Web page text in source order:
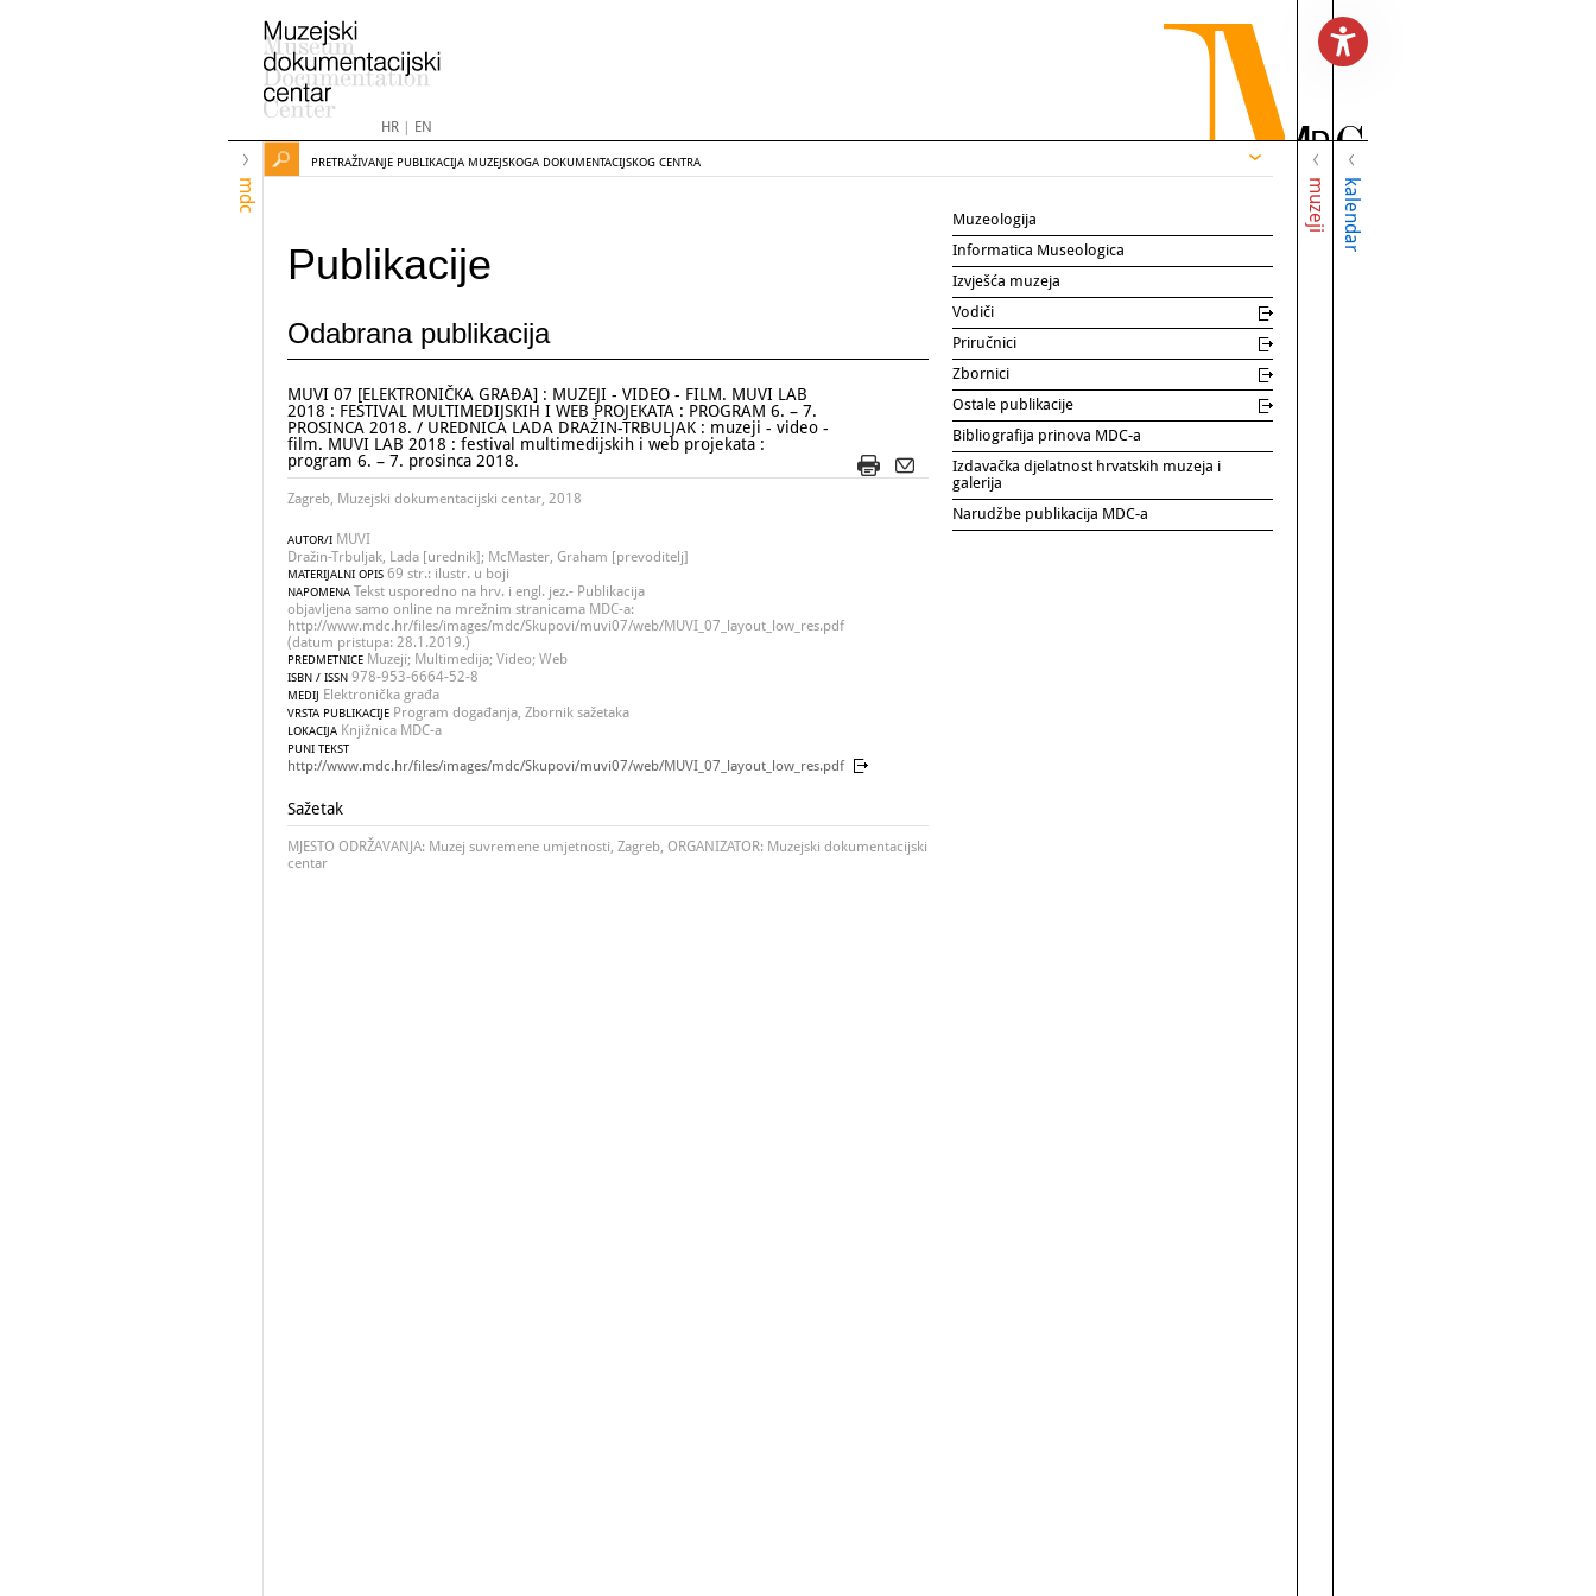
HR| EN
mdc muzeji kalendar
PRETRAŽIVANJE PUBLIKACIJA MUZEJSKOGA DOKUMENTACIJSKOG CENTRA
Publikacije
Odabrana publikacija
MUVI 07 [ELEKTRONIČKA GRAĐA] : MUZEJI - VIDEO - FILM. MUVI LAB
2018 : FESTIVAL MULTIMEDIJSKIH I WEB PROJEKATA : PROGRAM 6. – 7.
PROSINCA 2018. / UREDNICA LADA DRAŽIN-TRBULJAK : muzeji - video -
film. MUVI LAB 2018 : festival multimedijskih i web projekata :
program 6. – 7. prosinca 2018.
Zagreb, Muzejski dokumentacijski centar, 2018
AUTOR/I MUVI
Dražin-Trbuljak, Lada [urednik]; McMaster, Graham [prevoditelj]
MATERIJALNI OPIS 69 str.: ilustr. u boji
NAPOMENA Tekst usporedno na hrv. i engl. jez.- Publikacija
objavljena samo online na mrežnim stranicama MDC-a:
http://www.mdc.hr/files/images/mdc/Skupovi/muvi07/web/MUVI_07_layout_low_res.pdf
(datum pristupa: 28.1.2019.)
PREDMETNICE Muzeji; Multimedija; Video; Web
ISBN / ISSN 978-953-6664-52-8
MEDIJ Elektronička građa
VRSTA PUBLIKACIJE Program događanja, Zbornik sažetaka
LOKACIJA Knjižnica MDC-a
PUNI TEKST
http://www.mdc.hr/files/images/mdc/Skupovi/muvi07/web/MUVI_07_layout_low_res.pdf
Sažetak
MJESTO ODRŽAVANJA: Muzej suvremene umjetnosti, Zagreb, ORGANIZATOR: Muzejski dokumentacijski
centar
Muzeologija
Informatica Museologica
Izvješća muzeja
Vodiči
Priručnici
Zbornici
Ostale publikacije
Bibliografija prinova MDC-a
Izdavačka djelatnost hrvatskih muzeja i
galerija
Narudžbe publikacija MDC-a